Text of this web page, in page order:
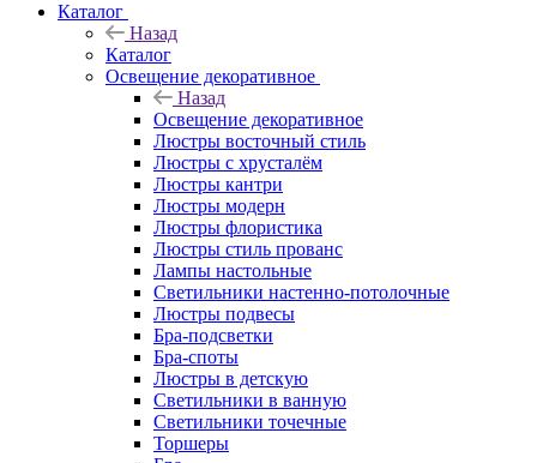
Каталог
Назад
Каталог
Освещение декоративное
Назад
Освещение декоративное
Люстры восточный стиль
Люстры с хрусталём
Люстры кантри
Люстры модерн
Люстры флористика
Люстры стиль прованс
Лампы настольные
Светильники настенно-потолочные
Люстры подвесы
Бра-подсветки
Бра-споты
Люстры в детскую
Светильники в ванную
Светильники точечные
Торшеры